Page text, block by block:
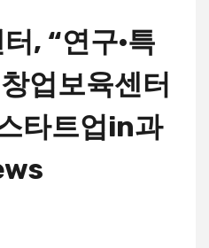
, “연구·특
업보육센터
타트업in과